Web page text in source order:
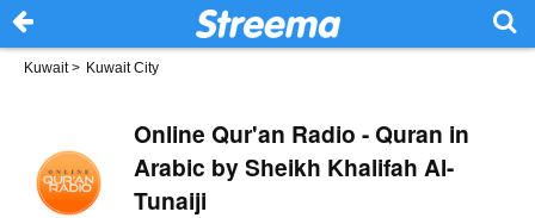
Kuwait> Kuwait City
Online Qur'an Radio - Quran in
Arabic by Sheikh Khalifah Al-
Tunaiji